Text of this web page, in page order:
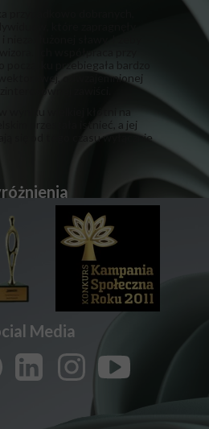
przypadkowo dobranych,
które zapragnęły
sławy. I żeby
Ich współpraca przy
początku przebiegała bardzo
odwzajemnionej
zawiści.
wyniku wielkiej kłótni na
przestała istnieć, a jej
się od tego czasu wyłącznie
Media